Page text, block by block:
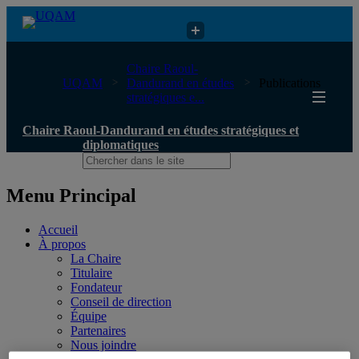
Chaire Raoul-Dandurand en études stratégiques et diplomatiques
UQAM
Chaire Raoul-
Dandurand en études
stratégiques e...
Publications
Chaire Raoul-Dandurand en études stratégiques et
diplomatiques
Menu Principal
Accueil
À propos
La Chaire
Titulaire
Fondateur
Conseil de direction
Équipe
Partenaires
Nous joindre